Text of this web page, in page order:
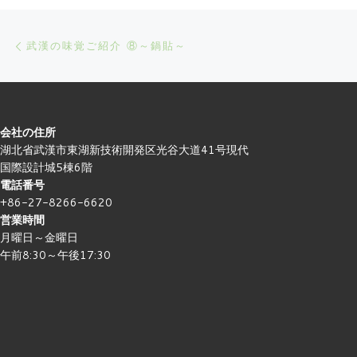
Post navigation
武漢の味覚ご紹介 ⑧～鍋貼～
会社の住所
湖北省武漢市東湖新技術開発区光谷大道41号現代
国際設計城5棟6階
電話番号
+86-27-8266-6620
営業時間
月曜日～金曜日
午前8:30～午後17:30